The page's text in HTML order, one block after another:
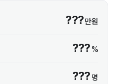
???만원
??? %
??? 명